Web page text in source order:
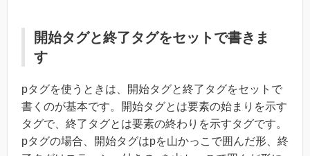
開始タグと終了タグをセットで書きま
す
pタグを使うときは、開始タグと終了タグをセットで
書くのが基本です。開始タグとは要素の始まりを示す
タグで、終了タグとは要素の終わりを示すタグです。
pタグの場合、開始タグはpを山かっこで囲んだ形、終